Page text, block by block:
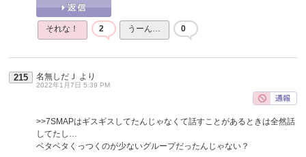
それな！ 2 うーん… 0
215 名無しだＪ より
2022年1月7日 5:39 PM
>>7SMAPはギスギスしてたんじゃなくて話すことがあるときは全然話
してたし…
ベタベタくっつくのが少ないグループだったんじゃない？